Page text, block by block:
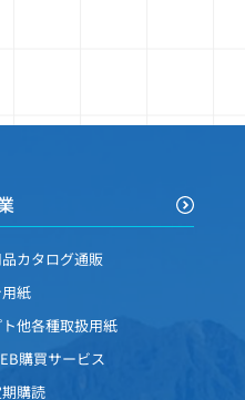
カタログ通販
紙
ト他各種取扱用紙
購買サービス
購読